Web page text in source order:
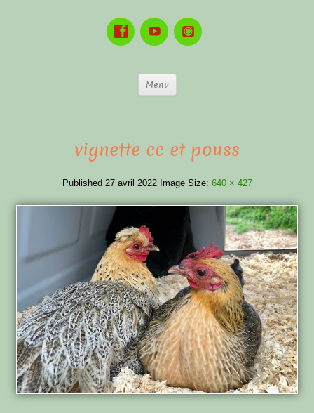
Menu
vignette cc et pouss
Published 27 avril 2022 Image Size: 640 × 427